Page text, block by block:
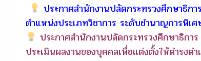
ประกาศสำนักงานปลัดกระทรวงศึกษาธิก
ตำแหน่งประเภทวิชาการ ระดับชำนาญการพิเศ
ประกาศสำนักงานปลัดกระทรวงศึกษาธิกา
ประเมินผลงานของบุคคลเพื่อแต่งตั้งให้ดำรง